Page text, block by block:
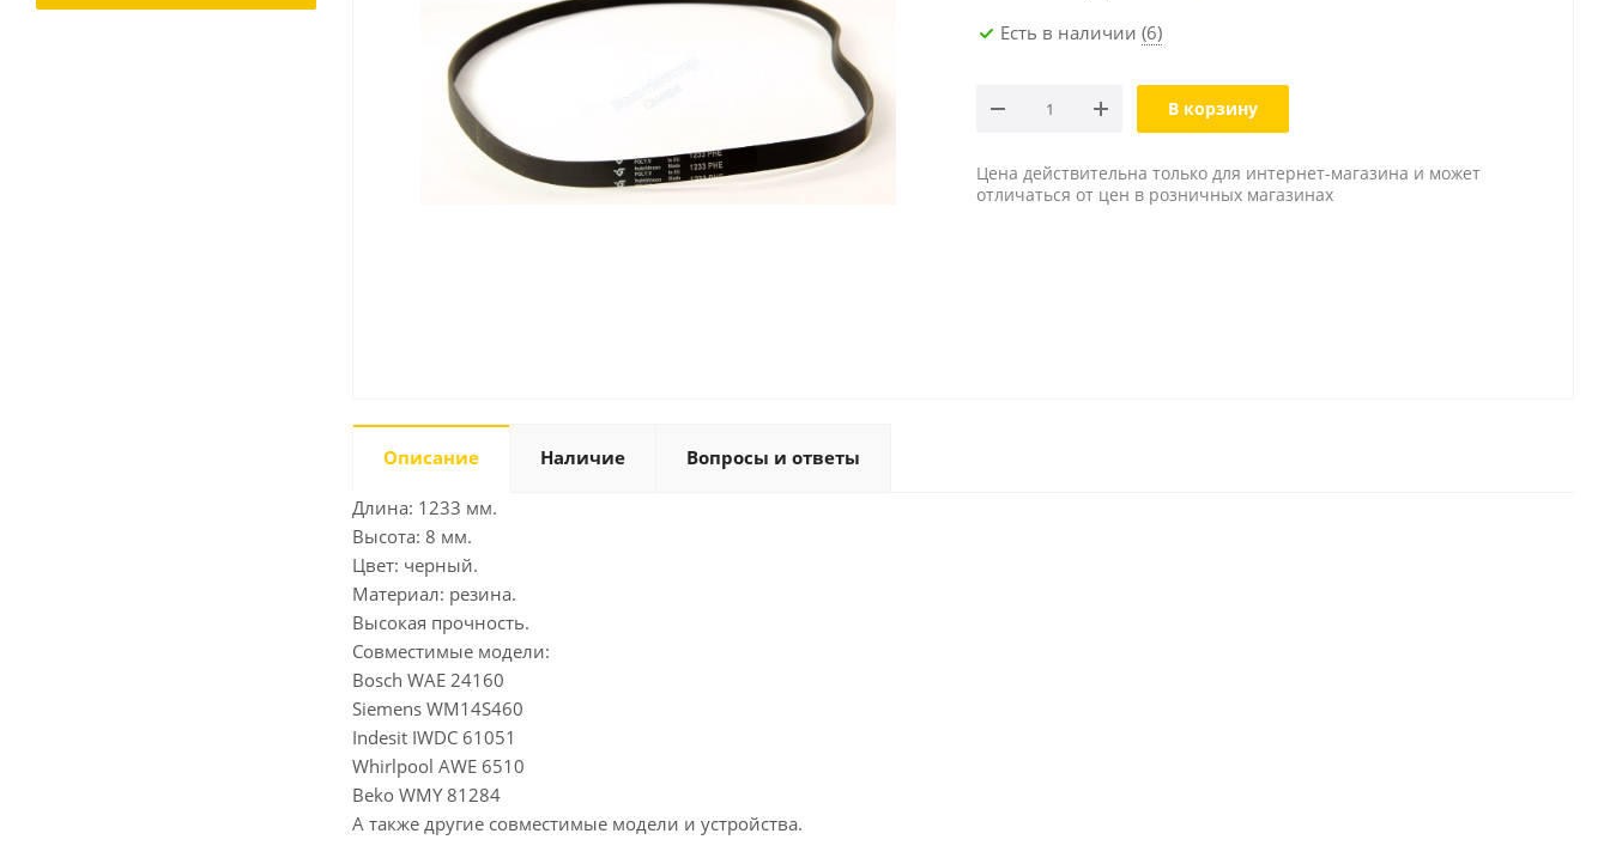
Есть в наличии (6)
В корзину
Цена действительна только для интернет-магазина и может
отличаться от цен в розничных магазинах
Описание Наличие Вопросы и ответы
Длина: 1233 мм.
Высота: 8 мм.
Цвет: черный.
Материал: резина.
Высокая прочность.
Совместимые модели:
Bosch WAE 24160
Siemens WM14S460
Indesit IWDC 61051
Whirlpool AWE 6510
Beko WMY 81284
А также другие совместимые модели и устройства.